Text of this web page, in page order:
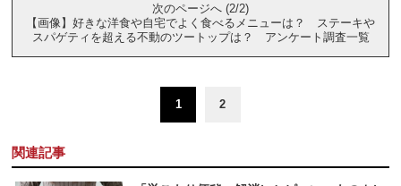
次のページへ (2/2)
【画像】好きな洋食や自宅でよく食べるメニューは？ ステーキや
スパゲティを超える不動のツートップは？ アンケート調査一覧
1 2
関連記事